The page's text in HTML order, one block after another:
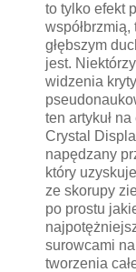
to tylko efekt
głębszym
jest.
widzenia
ten artykuł
Crystal
napędzany
który
ze skorupy
po prostu
surowcami
tworzenia